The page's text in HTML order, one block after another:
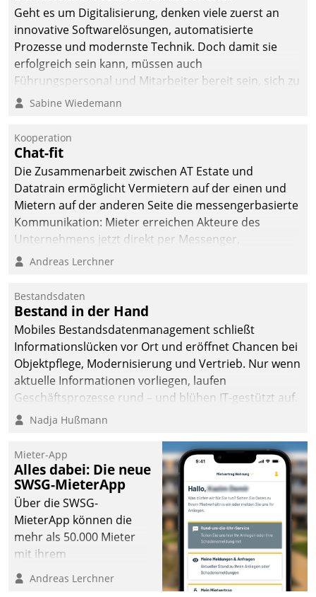
Geht es um Digitalisierung, denken viele zuerst an
innovative Softwarelösungen, automatisierte
Prozesse und modernste Technik. Doch damit sie
erfolgreich sein kann, müssen auch
Führungspersonal und Mitarbeiter bereit sein, sich zu
verändern und anzupassen, sonst werden sie an ihr
Sabine Wiedemann
Kooperation
Chat-fit
Die Zusammenarbeit zwischen AT Estate und
Datatrain ermöglicht Vermietern auf der einen und
Mietern auf der anderen Seite die messengerbasierte
Kommunikation: Mieter erreichen Akteure des
Unternehmens jetzt direkt per Messenger,
Mitarbeiter oder Dienstleister empfangen oder
Andreas Lerchner
Bestandsdaten
Bestand in der Hand
Mobiles Bestandsdatenmanagement schließt
Informationslücken vor Ort und eröffnet Chancen bei
Objektpflege, Modernisierung und Vertrieb. Nur wenn
aktuelle Informationen vorliegen, laufen
Geschäftsprozesse rund – und blühen IT-gestützt auf.
Nadja Hußmann
Mieter-App
Alles dabei: Die neue
SWSG-MieterApp
Über die SWSG-
MieterApp können die
mehr als 50.000 Mieter
mit ihrem
Wohnungsunternehmen
kommunizieren, auf dem
Andreas Lerchner